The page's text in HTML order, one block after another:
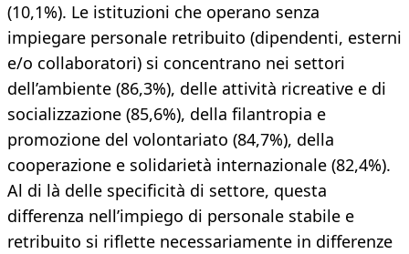
(10,1%). Le istituzioni che operano senza
impiegare personale retribuito (dipendenti, esterni
e/o collaboratori) si concentrano nei settori
dell’ambiente (86,3%), delle attività ricreative e di
socializzazione (85,6%), della filantropia e
promozione del volontariato (84,7%), della
cooperazione e solidarietà internazionale (82,4%).
Al di là delle specificità di settore, questa
differenza nell’impiego di personale stabile e
retribuito si riflette necessariamente in differenze